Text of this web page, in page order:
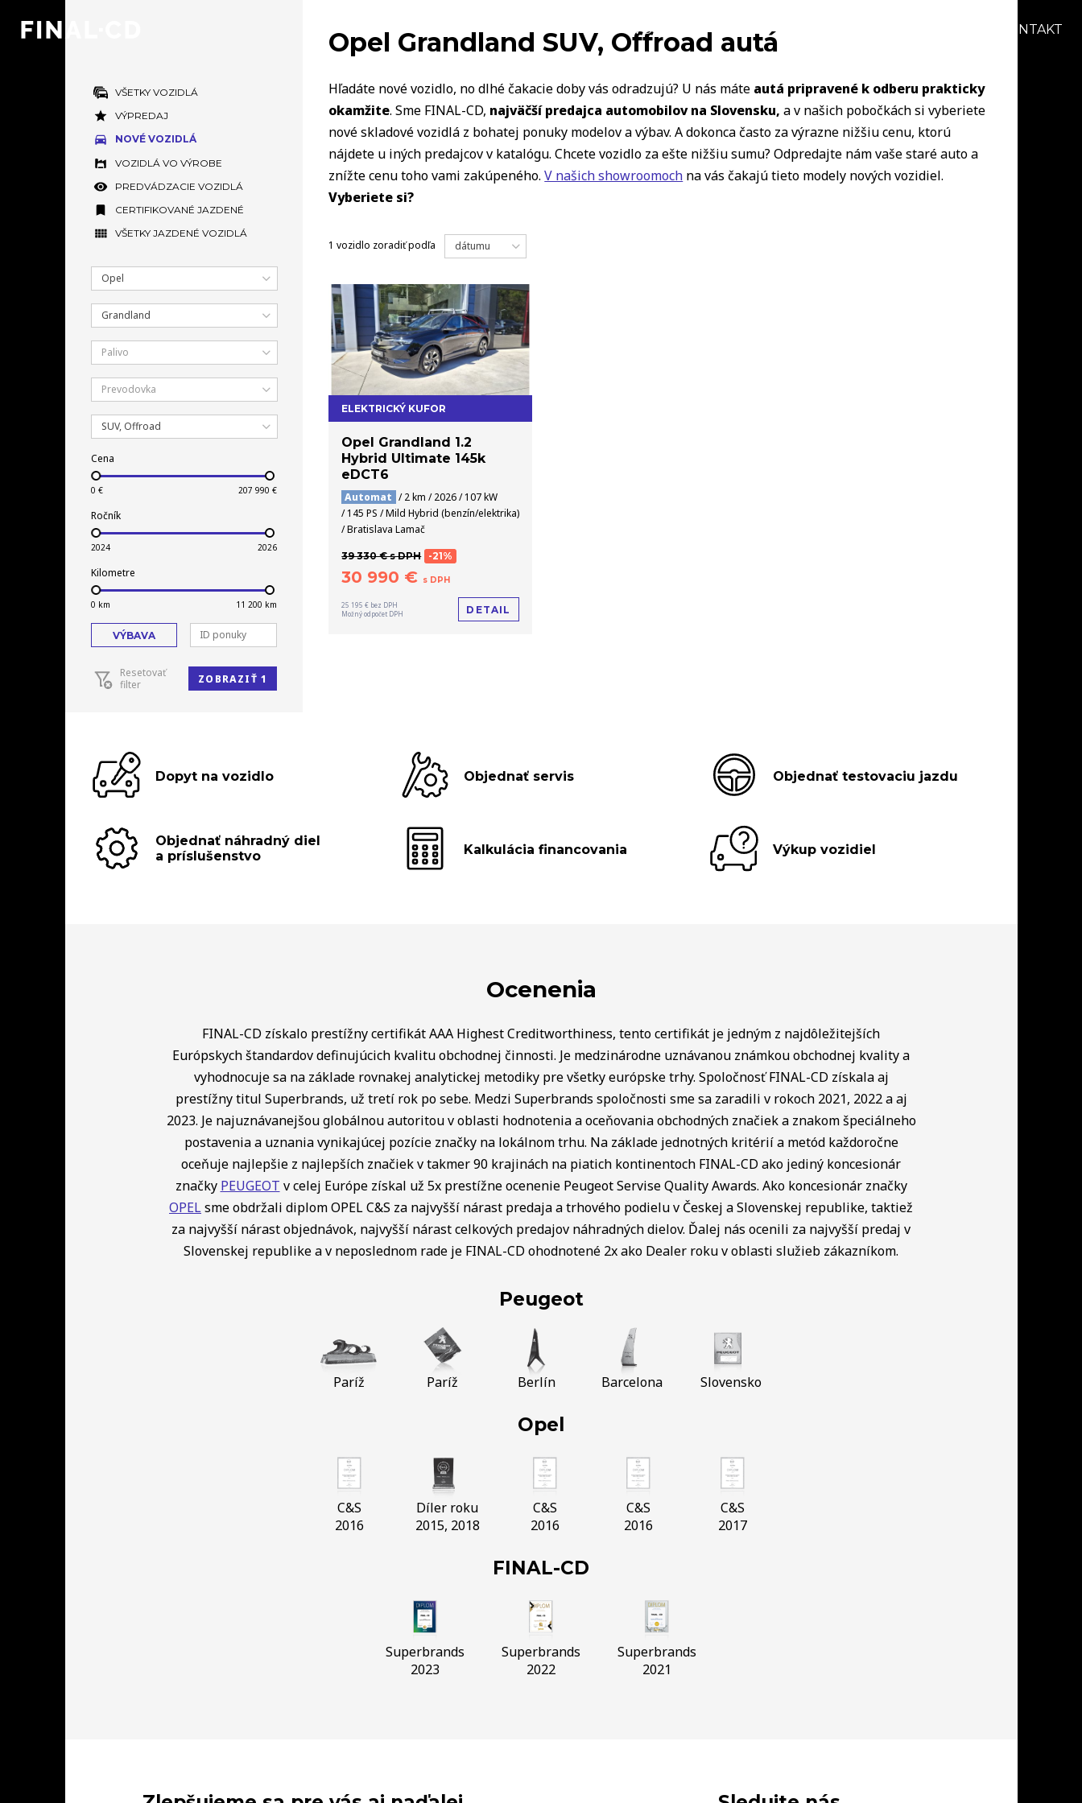
VOZIDLÁ KONTAKT
VŠETKY VOZIDLÁ
VÝPREDAJ
NOVÉ VOZIDLÁ
VOZIDLÁ VO VÝROBE
PREDVÁDZACIE VOZIDLÁ
CERTIFIKOVANÉ JAZDENÉ
VŠETKY JAZDENÉ VOZIDLÁ
Opel
Grandland
Palivo
Prevodovka
SUV, Offroad
Cena
Ročník
Kilometre
VÝBAVA
Resetovať
filter
ZOBRAZIŤ 1
Opel Grandland SUV, Offroad autá
Hľadáte nové vozidlo, no dlhé čakacie doby vás odradzujú? U nás máte autá pripravené k odberu prakticky
okamžite. Sme FINAL-CD, najväčší predajca automobilov na Slovensku, a v našich pobočkách si vyberiete
nové skladové vozidlá z bohatej ponuky modelov a výbav. A dokonca často za výrazne nižšiu cenu, ktorú
nájdete u iných predajcov v katalógu. Chcete vozidlo za ešte nižšiu sumu? Odpredajte nám vaše staré auto a
znížte cenu toho vami zakúpeného.V našich showroomoch na vás čakajú tieto modely nových vozidiel.
Vyberiete si?
1 vozidlo zoradiť podľa dátumu
ELEKTRICKÝ KUFOR
Opel Grandland 1.2
Hybrid Ultimate 145k
eDCT6
Automat / 2 km / 2026 / 107 kW
/ 145 PS / Mild Hybrid (benzín/elektrika)
/ Bratislava Lamač
39 330 € s DPH -21%
30 990 € s DPH
25 195 € bez DPH
Možný odpočet DPH
DETAIL
Dopyt na vozidlo Objednať servis Objednať testovaciu jazdu
Objednať náhradný diel
a príslušenstvo
Kalkulácia financovania Výkup vozidiel
Ocenenia
FINAL-CD získalo prestížny certifikát AAA Highest Creditworthiness, tento certifikát je jedným z najdôležitejších
Európskych štandardov definujúcich kvalitu obchodnej činnosti. Je medzinárodne uznávanou známkou obchodnej kvality a
vyhodnocuje sa na základe rovnakej analytickej metodiky pre všetky európske trhy. Spoločnosť FINAL-CD získala aj
prestížny titul Superbrands, už tretí rok po sebe. Medzi Superbrands spoločnosti sme sa zaradili v rokoch 2021, 2022 a aj
2023. Je najuznávanejšou globálnou autoritou v oblasti hodnotenia a oceňovania obchodných značiek a znakom špeciálneho
postavenia a uznania vynikajúcej pozície značky na lokálnom trhu. Na základe jednotných kritérií a metód každoročne
oceňuje najlepšie z najlepších značiek v takmer 90 krajinách na piatich kontinentoch FINAL-CD ako jediný koncesionár
značky PEUGEOT v celej Európe získal už 5x prestížne ocenenie Peugeot Servise Quality Awards. Ako koncesionár značky
OPELsme obdržali diplom OPEL C&S za najvyšší nárast predaja a trhového podielu v Českej a Slovenskej republike, taktiež
za najvyšší nárast objednávok, najvyšší nárast celkových predajov náhradných dielov. Ďalej nás ocenili za najvyšší predaj v
Slovenskej republike a v neposlednom rade je FINAL-CD ohodnotené 2x ako Dealer roku v oblasti služieb zákazníkom.
Peugeot
Paríž Paríž Berlín Barcelona Slovensko
Opel
C&S
2016
Díler roku
2015, 2018
C&S
2016
C&S
2016
C&S
2017
FINAL-CD
Superbrands
2023
Superbrands
2022
Superbrands
2021